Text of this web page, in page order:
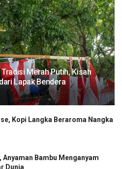
Merah Putih, Kisah
Lapak Bendera
Kopi Langka Beraroma Nangka
Anyaman Bambu Menganyam
Dunia